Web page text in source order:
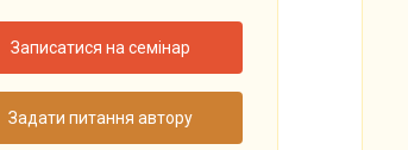
Записатися на семінар
Задати питання автору